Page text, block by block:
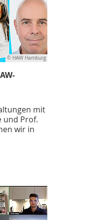
© HAW Hamburg
mit
und Prof.
wir in